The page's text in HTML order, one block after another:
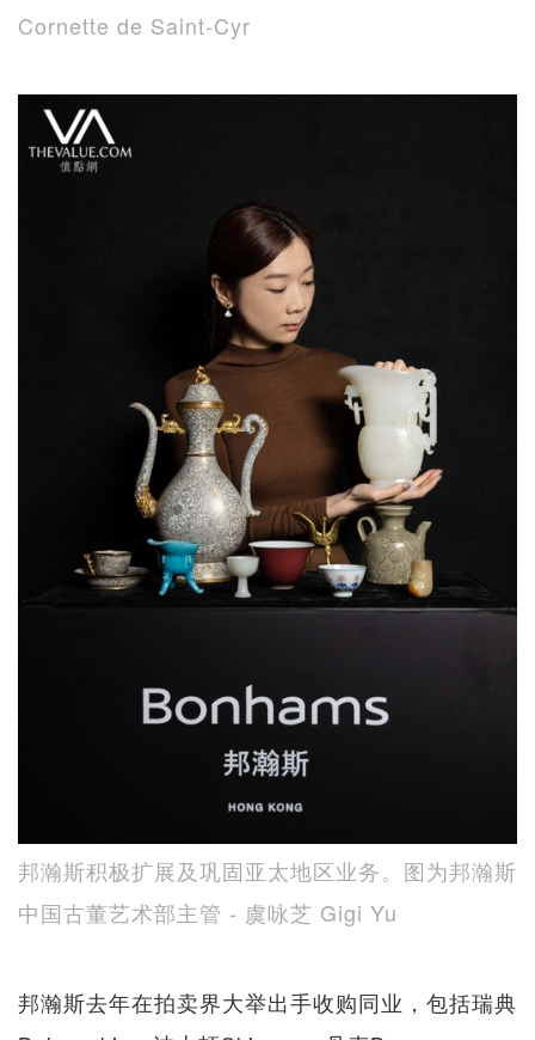
Cornette de Saint-Cyr
邦瀚斯积极扩展及巩固亚太地区业务。图为邦瀚斯
中国古董艺术部主管 - 虞咏芝 Gigi Yu
邦瀚斯去年在拍卖界大举出手收购同业，包括瑞典